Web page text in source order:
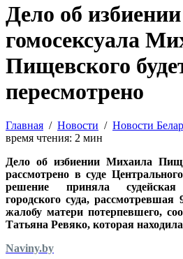
Дело об избиении
гомосексуала
Пищевского
пересмотрено
Главная / Новости / Новости
время чтения: 2 мин
Дело об избиении Михаила
рассмотрено в суде
решение приняла
городского суда, рассмотревшая
жалобу матери потерпевшего,
Татьяна Ревяко, которая
Naviny.by